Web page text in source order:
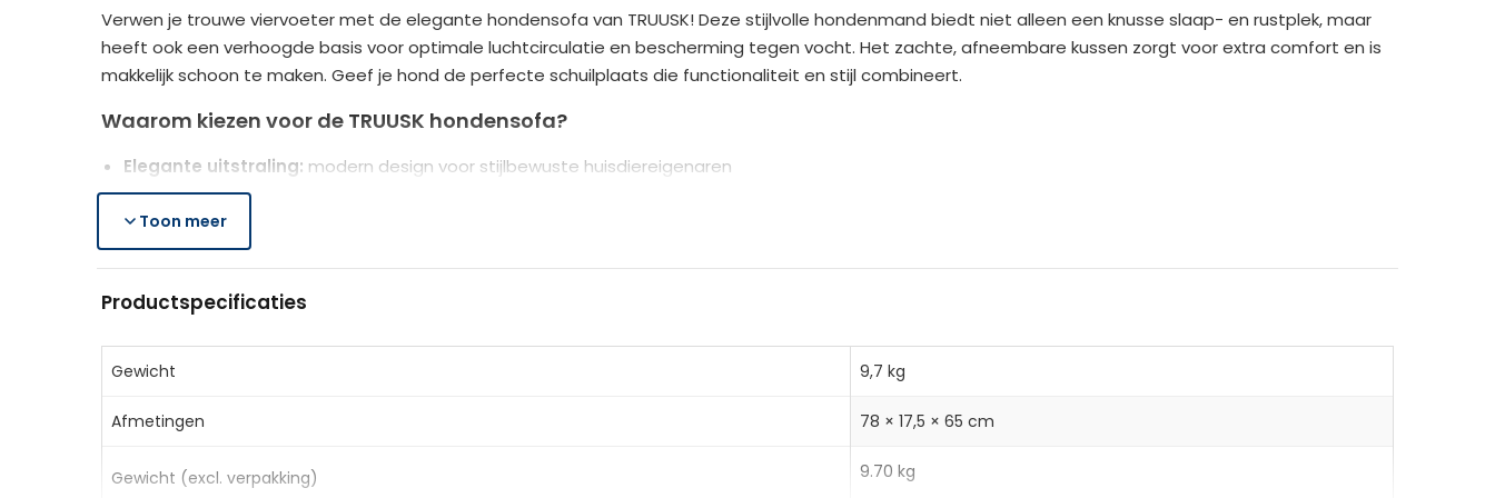
r
n
a
Verwen je trouwe viervoeter met de elegante hondensofa van TRUUSK! Deze stijlvolle hondenmand biedt niet alleen een knusse slaap- en rustplek, maar
heeft ook een verhoogde basis voor optimale luchtcirculatie en bescherming tegen vocht. Het zachte, afneembare kussen zorgt voor extra comfort en is
makkelijk schoon te maken. Geef je hond de perfecte schuilplaats die functionaliteit en stijl combineert.
Waarom kiezen voor de TRUUSK hondensofa?
Elegante uitstraling: modern design voor stijlbewuste huisdiereigenaren
Comfortabel:gevoerd kussen biedt hoogste comfort voor je huisdier
Makkelijk schoon te maken:
Stevige constructie:
Productspecificaties
Kleur:Groen
Materiaal:
Afmetingen zitplaats:
Afmetingen armleuning:
Toon meer
Productspecificaties
Gewicht 9,7 kg
Afmetingen 78 × 17,5 × 65 cm
Gewicht (excl. verpakking) 9.70 kg